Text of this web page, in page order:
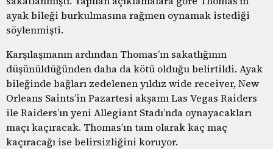
ayak bileği burkulmasına rağmen oynamak istediği
söylenmişti.
Karşılaşmanın ardından Thomas’ın sakatlığının
düşünüldüğünden daha da kötü olduğu belirtildi. Ayak
bileğinde bağları zedelenen yıldız wide receiver, New
Orleans Saints’in Pazartesi akşamı Las Vegas Raiders
ile Raiders’ın yeni Allegiant Stadı’nda oynayacakları
maçı kaçıracak. Thomas’ın tam olarak kaç maç
kaçıracağı ise belirsizliğini koruyor.